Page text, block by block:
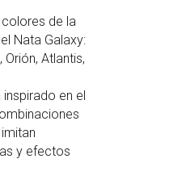
colores de la
Nata Galaxy:
Orión, Atlantis,
en el
y efectos